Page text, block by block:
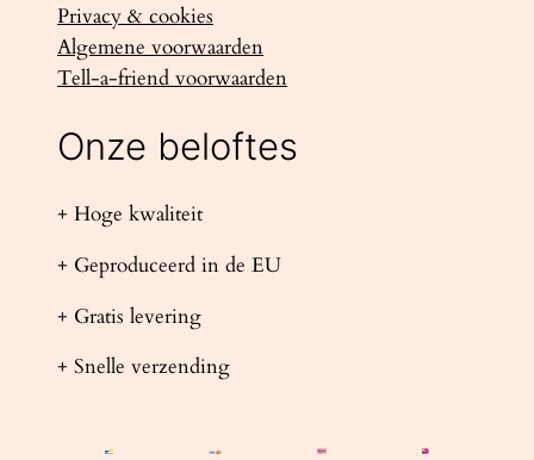
Privacy & cookies
Algemene voorwaarden
Tell-a-friend voorwaarden
Onze beloftes
+ Hoge kwaliteit
+ Geproduceerd in de EU
+ Gratis levering
+ Snelle verzending